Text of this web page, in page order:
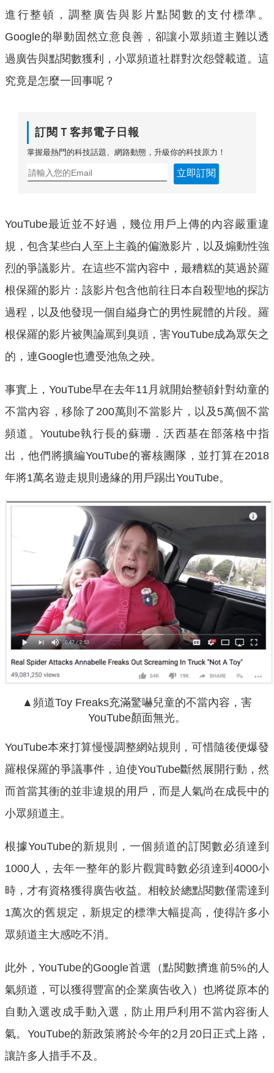
進行整頓，調整廣告與影片點閱數的支付標準。
Google的舉動固然立意良善，卻讓小眾頻道主難以透
過廣告與點閱數獲利，小眾頻道社群對次怨聲載道。這
究竟是怎麼一回事呢？
訂閱Ｔ客邦電子日報
掌握最熱門的科技話題、網路動態，升級你的科技原力！
立即訂閱
YouTube最近並不好過，幾位用戶上傳的內容嚴重違
規，包含某些白人至上主義的偏激影片，以及煽動性強
烈的爭議影片。在這些不當內容中，最糟糕的莫過於羅
根保羅的影片：該影片包含他前往日本自殺聖地的探訪
過程，以及他發現一個自縊身亡的男性屍體的片段。羅
根保羅的影片被輿論罵到臭頭，害YouTube成為眾矢之
的，連Google也遭受池魚之殃。
事實上，YouTube早在去年11月就開始整頓針對幼童的
不當內容，移除了200萬則不當影片，以及5萬個不當
頻道。Youtube執行長的蘇珊．沃西基在部落格中指
出，他們將擴編YouTube的審核團隊，並打算在2018
年將1萬名遊走規則邊緣的用戶踢出YouTube。
▲頻道Toy Freaks充滿驚嚇兒童的不當內容，害
YouTube顏面無光。
YouTube本來打算慢慢調整網站規則，可惜隨後便爆發
羅根保羅的爭議事件，迫使YouTube斷然展開行動，然
而首當其衝的並非違規的用戶，而是人氣尚在成長中的
小眾頻道主。
根據YouTube的新規則，一個頻道的訂閱數必須達到
1000人，去年一整年的影片觀賞時數必須達到4000小
時，才有資格獲得廣告收益。相較於總點閱數僅需達到
1萬次的舊規定，新規定的標準大幅提高，使得許多小
眾頻道主大感吃不消。
此外，YouTube的Google首選（點閱數擠進前5%的人
氣頻道，可以獲得豐富的企業廣告收入）也將從原本的
自動入選改成手動入選，防止用戶利用不當內容衝人
氣。YouTube的新政策將於今年的2月20日正式上路，
讓許多人措手不及。